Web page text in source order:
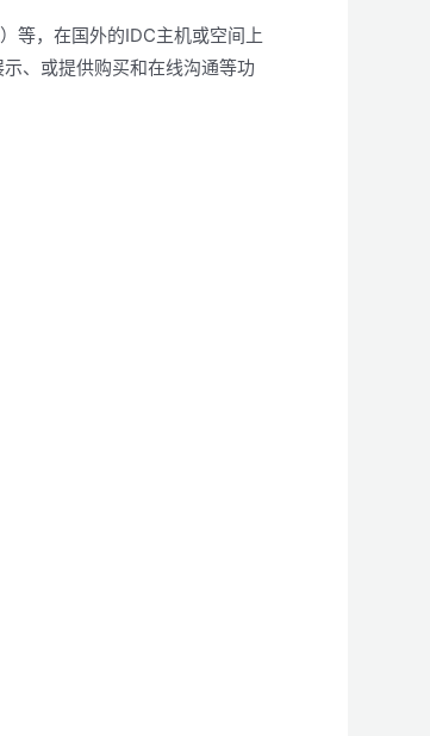
等，在国外的IDC主机或空间上
、或提供购买和在线沟通等功